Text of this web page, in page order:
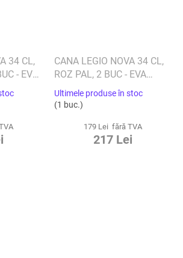
34 CL,
- EVA
CANA LEGIO NOVA 34 CL,
ROZ PAL, 2 BUC - EVA
SOLO
Ultimele produse în stoc
(1 buc.)
179 Lei fără TVA
217 Lei